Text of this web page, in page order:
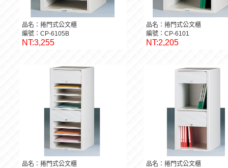
品名：捲門式公文櫃
編號：CP-6105B
NT:3,255
品名：捲門式公文櫃
編號：CP-6101
NT:2,205
品名：捲門式公文櫃
品名：捲門式公文櫃